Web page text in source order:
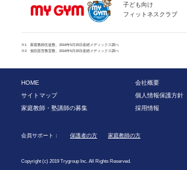
子ども向け
フィットネスクラブ
※1 家庭教師生徒数、2016年5月20日産經メディックス調べ
※2 個別直営教室数、2016年5月20日産經メディックス調べ
HOME
会社概要
サイトマップ
個人情報保護方針
家庭教師・塾講師の募集
採用情報
会員サポート： 保護者の方 家庭教師の方
Copyright (c) 2019 Trygroup Inc. All Rights Reserved.